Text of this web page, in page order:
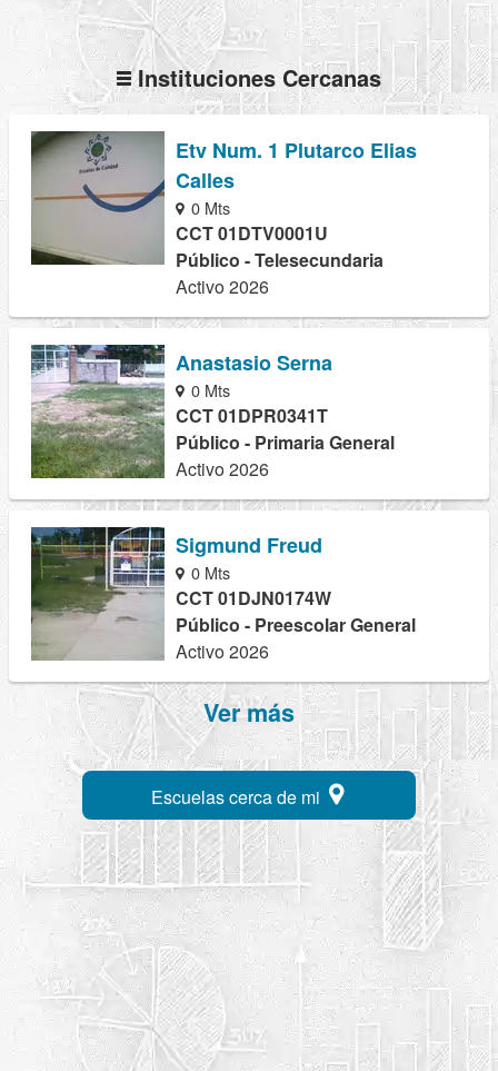
Instituciones Cercanas
Etv Num. 1 Plutarco Elias
Calles
0 Mts
CCT 01DTV0001U
Público - Telesecundaria
Activo 2026
Anastasio Serna
0 Mts
CCT 01DPR0341T
Público - Primaria General
Activo 2026
Sigmund Freud
0 Mts
CCT 01DJN0174W
Público - Preescolar General
Activo 2026
Ver más
Escuelas cerca de mi